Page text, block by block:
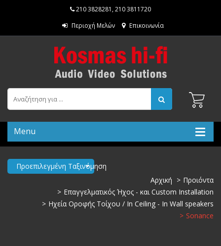
210 3828281 ,210 3811720
Περιοχή Μελών
Επικοινωνία
Menu
Προεπιλεγμένη Ταξινόμηση
Αρχική
Προιόντα
Επαγγελματικός Ήχος - και Custom Installation
Ηχεία Οροφής Τοίχου / In Ceiling - In Wall speakers
Sonance